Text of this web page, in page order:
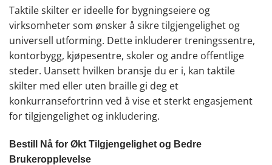
Taktile skilter er ideelle for bygningseiere og
virksomheter som ønsker å sikre tilgjengelighet og
universell utforming. Dette inkluderer treningssentre,
kontorbygg, kjøpesentre, skoler og andre offentlige
steder. Uansett hvilken bransje du er i, kan taktile
skilter med eller uten braille gi deg et
konkurransefortrinn ved å vise et sterkt engasjement
for tilgjengelighet og inkludering.
Bestill Nå for Økt Tilgjengelighet og Bedre
Brukeropplevelse